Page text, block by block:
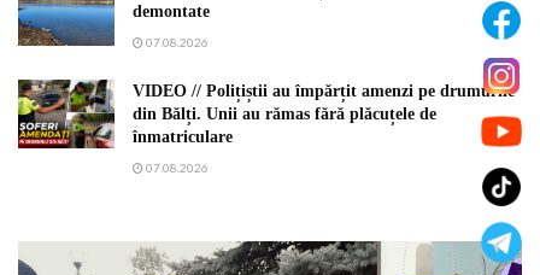
demontate
07.08.2026
VIDEO // Polițiștii au împărțit amenzi pe drumurile
din Bălți. Unii au rămas fără plăcuțele de
înmatriculare
07.08.2026